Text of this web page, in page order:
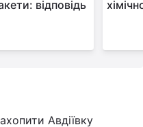
відповідь
Авдіївку